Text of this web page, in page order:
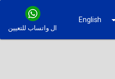
English
ال واتساب للتعيين